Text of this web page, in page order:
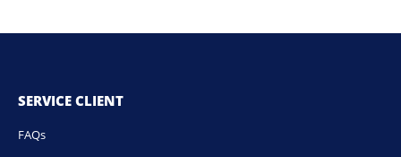
SERVICE CLIENT
FAQs